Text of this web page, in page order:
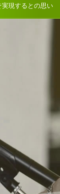
実現するとの思い